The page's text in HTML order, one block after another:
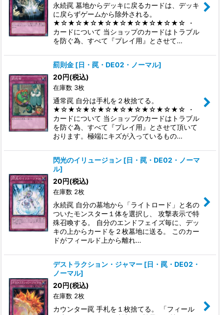
永続罠 墓地からデッキに戻るカードは、デッキ
に戻らずゲームから除外される。
★☆★☆★☆★☆★☆★☆★☆★☆★☆ ・
カードについて 当ショップのカードはトラブル
を防ぐ為、すべて『プレイ用』とさせて…
罰則金 [日・罠・DE02・ノーマル]
20円(税込)
在庫数 3枚
通常罠 自分は手札を２枚捨てる。
★☆★☆★☆★☆★☆★☆★☆★☆★☆ ・
カードについて 当ショップのカードはトラブル
を防ぐ為、すべて『プレイ用』とさせて頂いて
おります。極端にキズが入っているもの…
閃光のイリュージョン [日・罠・DE02・ノーマ
ル]
20円(税込)
在庫数 2枚
永続罠 自分の墓地から「ライトロード」と名の
ついたモンスター１体を選択し、 攻撃表示で特
殊召喚する。 自分のエンドフェイズ毎に、デッ
キの上からカードを２枚墓地に送る。 このカー
ドがフィールド上から離れ…
デストラクション・ジャマー [日・罠・DE02・
ノーマル]
20円(税込)
在庫数 2枚
カウンター罠 手札を１枚捨てる。 「フィール